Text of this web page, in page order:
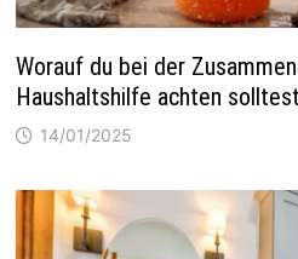
Worauf du bei der
Haushaltshilfe achten solltest
14/01/2025